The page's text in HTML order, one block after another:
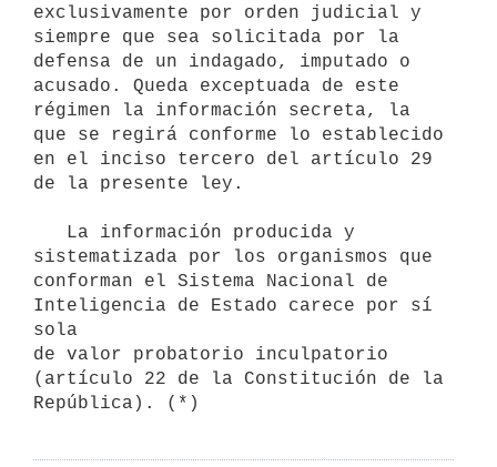
exclusivamente por orden judicial y
siempre que sea solicitada por la
defensa de un indagado, imputado o
acusado. Queda exceptuada de este
régimen la información secreta, la
que se regirá conforme lo establecido
en el inciso tercero del artículo 29
de la presente ley.
sistematizada por los organismos que
conforman el Sistema Nacional de
Inteligencia de Estado carece por sí
sola
de valor probatorio inculpatorio
(artículo 22 de la Constitución de la
República). (*)